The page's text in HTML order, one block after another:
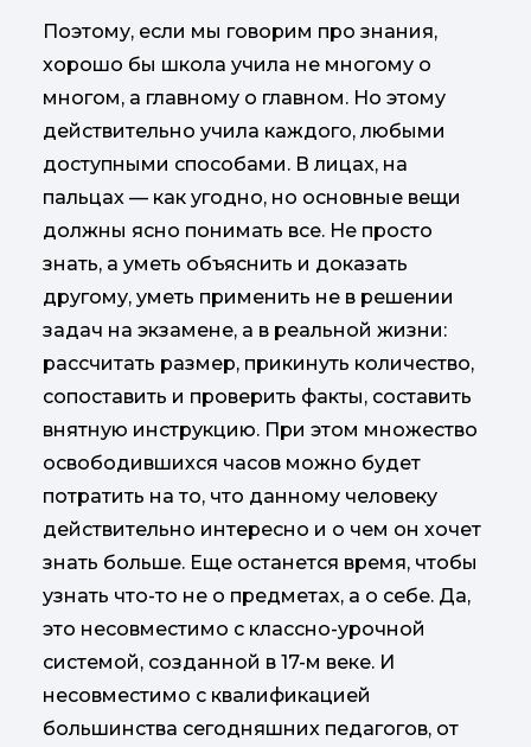
Поэтому, если мы говорим про знания,
хорошо бы школа учила не многому о
многом, а главному о главном. Но этому
действительно учила каждого, любыми
доступными способами. В лицах, на
пальцах — как угодно, но основные вещи
должны ясно понимать все. Не просто
знать, а уметь объяснить и доказать
другому, уметь применить не в решении
задач на экзамене, а в реальной жизни:
рассчитать размер, прикинуть количество,
сопоставить и проверить факты, составить
внятную инструкцию. При этом множество
освободившихся часов можно будет
потратить на то, что данному человеку
действительно интересно и о чем он хочет
знать больше. Еще останется время, чтобы
узнать что-то не о предметах, а о себе. Да,
это несовместимо с классно-урочной
системой, созданной в 17-м веке. И
несовместимо с квалификацией
большинства сегодняшних педагогов, от